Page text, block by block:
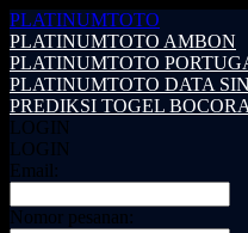
PLATINUMTOTO
PLATINUMTOTO AMBON
PLATINUMTOTO
PLATINUMTOTO DATA
PREDIKSI TOGEL
LOGIN
LOGIN
Email:
Nomor pesanan: